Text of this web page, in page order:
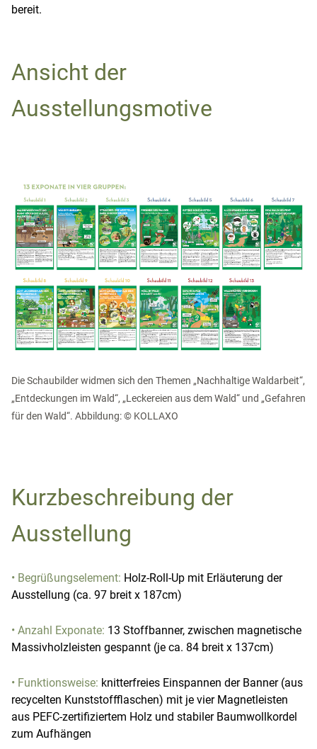
bereit.
Ansicht der
Ausstellungsmotive
Die Schaubilder widmen sich den Themen „Nachhaltige Waldarbeit“,
„Entdeckungen im Wald“, „Leckereien aus dem Wald“ und „Gefahren
für den Wald“. Abbildung: © KOLLAXO
Kurzbeschreibung der
Ausstellung
• Begrüßungselement: Holz-Roll-Up mit Erläuterung der
Ausstellung (ca. 97 breit x 187cm)
• Anzahl Exponate: 13 Stoffbanner, zwischen magnetische
Massivholzleisten gespannt (je ca. 84 breit x 137cm)
• Funktionsweise: knitterfreies Einspannen der Banner (aus
recycelten Kunststoffflaschen) mit je vier Magnetleisten
aus PEFC-zertifiziertem Holz und stabiler Baumwollkordel
zum Aufhängen